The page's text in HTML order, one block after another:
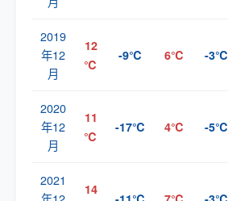
2019
年12
月
12
℃
-9℃ 6℃ -3℃
2020
年12
月
11
℃
-17℃ 4℃ -5℃
2021
14